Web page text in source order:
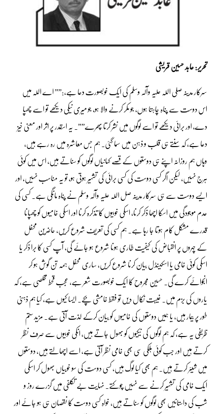
تحریر: عابد حسین قریشی
سرکار مدینہ صلی اللہ علیہ وآلہ وسلم کی ایک خوبصورت دعا ہے،:”” اے اللہ میں
اس دوست سے پناہ چاہتا ہوں، جو مکر کرنے والا ہو، جو میری نیکی دیکھے تو اسے چھپا
دے، اور برائی دیکھے تو اسے لوگوں میں نشر کرتا پھرے””۔ یہ اسقدر پر اثر اور معنی خیز
دعا ہے، کہ سنتے ہی قلب و ذہن میں سما گئی۔ ہم جس معاشرہ میں رہ رہے ہیں،
وہاں ہم روزانہ اپنے ہی دوستوں کے قصے کہانیاں لوگوں کو سناتے ہیں، اس میں کوئی
ہرج نہیں، لیکن اگر کسی دوست کی کسی برائی کی تشہیر ہوتی ہو، تو یہ مناسب نہیں، اور
ایسے دوست سے ہی سرکار مدینہ صل اللہ علیہ وآلہ وسلم نے پناہ مانگی ہے۔ کسی کی
عدم موجودگی میں اسکا اچھا ذکر کرنا، اسکی خوبیوں کا تذکرہ کرنا اور اسکی خامیوں کو چھپانا
قدرے مشکل کام ہوتا جا رہا ہے۔ ہم کسی کی تعریف شروع کریں، حاضرین محفل
کے چہروں پر انقباض کی کیفیت طاری ہونا شروع ہو جائے گی، آپ کسی کا برا ذکر یا
اسکی کوئی خامی یا اسکینڈل بیان کرنا شروع کریں، ساری محفل ہمہ تن گوش ہو کر
انجوائے کرے گی۔ حسین مجروح کا ایک خوبصورت شعر ہے، عجب قحط مخلصی ہے، کہ
یاروں کی بزم میں۔ غیبت نکال دیں تو فقط خامشی بچے۔ ایسا کیوں ہے، کیا ہم ذہنی
طور پر بیمار ہیں، یا ہمیں دوستوں کی خامیوں کو بیان کرکے لذت آتی ہے۔ مزید ستم
ظریفی یہ ہے، کہ ہم لوگوں کی نیکیوں کو بھول جاتے ہیں، انکی خوبیوں سے صرف نظر
کرتے ہیں اور جب کوئی ہلکی سی بھی خامی نظر آتی ہے، اسے اچھالتے ہیں، دوستوں
میں شیئر کرتے ہیں۔ ہم بھی کیا لوگ ہیں، کسی دوست کی سو خوبیاں بھول کر اسکی
ایک خامی کی تشہیر کرنے سے نہیں چوکتے۔ نہایت بے تکلفی میں گزرے روز و
شب کی داستانیں بھی لوگوں کو سناتے ہیں، خواہ کسی دوست کا نقصان ہی ہو جائے اور